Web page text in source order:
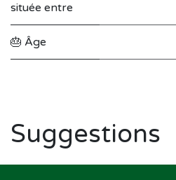
située entre
🎂 Âge
Suggestions